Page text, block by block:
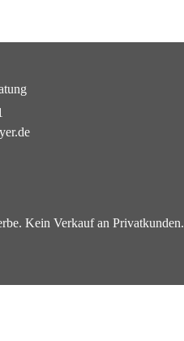
Kein Verkauf an Privatkunden.